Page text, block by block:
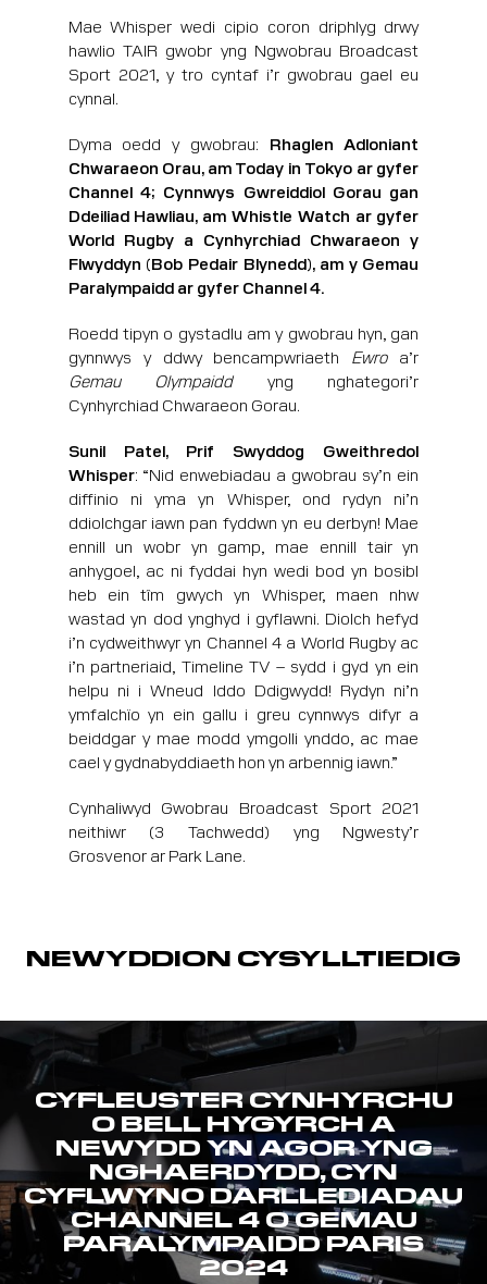
Mae Whisper wedi cipio coron driphlyg drwy
hawlio TAIR gwobr yng Ngwobrau Broadcast
Sport 2021, y tro cyntaf i’r gwobrau gael eu
cynnal.
Dyma oedd y gwobrau: Rhaglen Adloniant
Chwaraeon Orau, am Today in Tokyo ar gyfer
Channel 4; Cynnwys Gwreiddiol Gorau gan
Ddeiliad Hawliau, am Whistle Watch ar gyfer
World Rugby a Cynhyrchiad Chwaraeon y
Flwyddyn (Bob Pedair Blynedd), am y Gemau
Paralympaidd ar gyfer Channel 4.
Roedd tipyn o gystadlu am y gwobrau hyn, gan
gynnwys y ddwy bencampwriaeth Ewroa’r
Gemau Olympaiddyng nghategori’r
Cynhyrchiad Chwaraeon Gorau.
Sunil Patel, Prif Swyddog Gweithredol
Whisper: “Nid enwebiadau a gwobrau sy’n ein
diffinio ni yma yn Whisper, ond rydyn ni’n
ddiolchgar iawn pan fyddwn yn eu derbyn! Mae
ennill un wobr yn gamp, mae ennill tair yn
anhygoel, ac ni fyddai hyn wedi bod yn bosibl
heb ein tîm gwych yn Whisper, maen nhw
wastad yn dod ynghyd i gyflawni. Diolch hefyd
i’n cydweithwyr yn Channel 4 a World Rugby ac
i’n partneriaid, Timeline TV – sydd i gyd yn ein
helpu ni i Wneud Iddo Ddigwydd! Rydyn ni’n
ymfalchïo yn ein gallu i greu cynnwys difyr a
beiddgar y mae modd ymgolli ynddo, ac mae
cael y gydnabyddiaeth hon yn arbennig iawn.”
Cynhaliwyd Gwobrau Broadcast Sport 2021
neithiwr (3 Tachwedd) yng Ngwesty’r
Grosvenor ar Park Lane.
NEWYDDION CYSYLLTIEDIG
CYFLEUSTER CYNHYRCHU
O BELL HYGYRCH A
NEWYDD YN AGOR YNG
NGHAERDYDD, CYN
CYFLWYNO DARLLEDIADAU
CHANNEL 4 O GEMAU
PARALYMPAIDD PARIS
2024